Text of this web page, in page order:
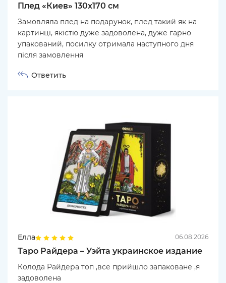
Плед «Киев» 130х170 см
Замовляла плед на подарунок, плед такий як на
картинці, якістю дуже задоволена, дуже гарно
упакований, посилку отримала наступного дня
після замовлення
Ответить
Елла 06.08.2026
Таро Райдера – Уэйта украинское издание
Колода Райдера топ ,все прийшло запаковане ,я
задоволена